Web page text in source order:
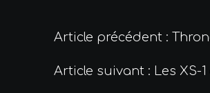
Article précédent :
Article suivant : Les XS-1